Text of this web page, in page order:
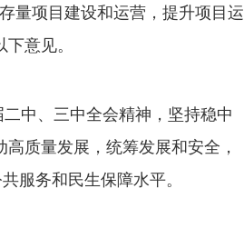
量项目建设和运营，提升项目运
意见。
中、三中全会精神，坚持稳中
质量发展，统筹发展和安全，
服务和民生保障水平。